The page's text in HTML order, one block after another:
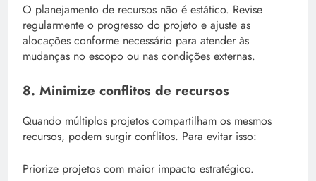
O planejamento de recursos não é estático. Revise
regularmente o progresso do projeto e ajuste as
alocações conforme necessário para atender às
mudanças no escopo ou nas condições externas.
8. Minimize conflitos de recursos
Quando múltiplos projetos compartilham os mesmos
recursos, podem surgir conflitos. Para evitar isso:
Priorize projetos com maior impacto estratégico.